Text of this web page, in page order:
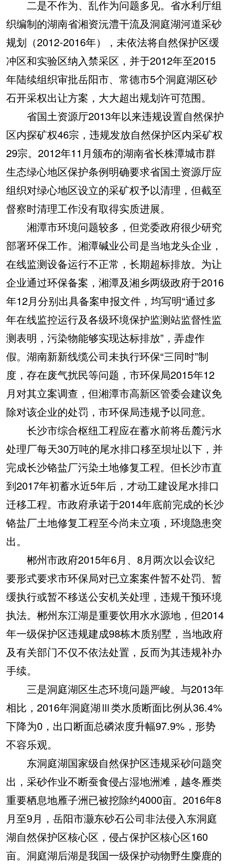
二是不作为、乱作为问题多见。 省水利厅组
织编制的湖南省湘资沅澧干流及洞庭湖河道采砂
规划（2012-2016年），未依法将自然保护区缓
冲区和实验区纳入禁采区，并于2012年至2015
年陆续组织审批岳阳市、常德市5个洞庭湖区砂
石开采权出让方案，大大超出规划许可范围。
省国土资源厅2013年以来违规设置自然保护
区内探矿权46宗，违规发放自然保护区内采矿权
29宗。2012年11月颁布的湖南省长株潭城市群
生态绿心地区保护条例明确要求省国土资源厅应
组织对绿心地区设立的采矿权予以清理，但截至
督察时清理工作没有取得实质进展。
湘潭市环境问题较多，但党委政府很少研究
部署环保工作。湘潭碱业公司是当地龙头企业，
在线监测设备运行不正常，长期超标排放。为让
企业通过环保备案，湘潭及湘乡两级政府于2016
年12月分别出具备案申报文件，均写明“通过多
年在线监控运行及各级环境保护监测站监督性监
测表明，污染物能够实现达标排放”，弄虚作
假。湖南新新线缆公司未执行环保“三同时”制
度，存在废气扰民等问题，市环保局2015年12
月对其立案调查，但湘潭市高新区管委会建议免
除对该企业的处罚，市环保局违规予以同意。
长沙市综合枢纽工程应在蓄水前将岳麓污水
处理厂每天30万吨的尾水排口移至坝址以下，并
完成长沙铬盐厂污染土地修复工程。但长沙市直
到2017年初蓄水近5年后，才动工建设尾水排口
迁移工程。市政府承诺于2014年底前完成的长沙
铬盐厂土地修复工程至今尚未立项，环境隐患突
出。
郴州市政府2015年6月、8月两次以会议纪
要形式要求市环保局对已立案案件暂不处罚、暂
缓执行或暂不移送公安机关处理，违规干预环境
执法。郴州东江湖是重要饮用水水源地，但2014
年一级保护区违规建成98栋木质别墅，当地政府
及有关部门不仅不依法处置，反而为其违规补办
手续。
三是洞庭湖区生态环境问题严峻。 与2013年
相比，2016年洞庭湖Ⅲ类水质断面比例从36.4%
下降为0，出口断面总磷浓度升幅97.9%，形势
不容乐观。
东洞庭湖国家级自然保护区违规采砂问题突
出，采砂作业不断蚕食侵占湿地洲滩，越冬雁类
重要栖息地雁子洲已被挖除约4000亩。2016年8
月至9月，岳阳市灏东砂石公司非法侵入东洞庭
湖自然保护区核心区，侵占保护区核心区160
亩。洞庭湖后湖是我国一级保护动物野生麋鹿的